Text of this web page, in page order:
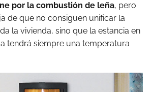
por la combustión de leña, pero
de que no consiguen unificar la
la vivienda, sino que la estancia en
tendrá siempre una temperatura